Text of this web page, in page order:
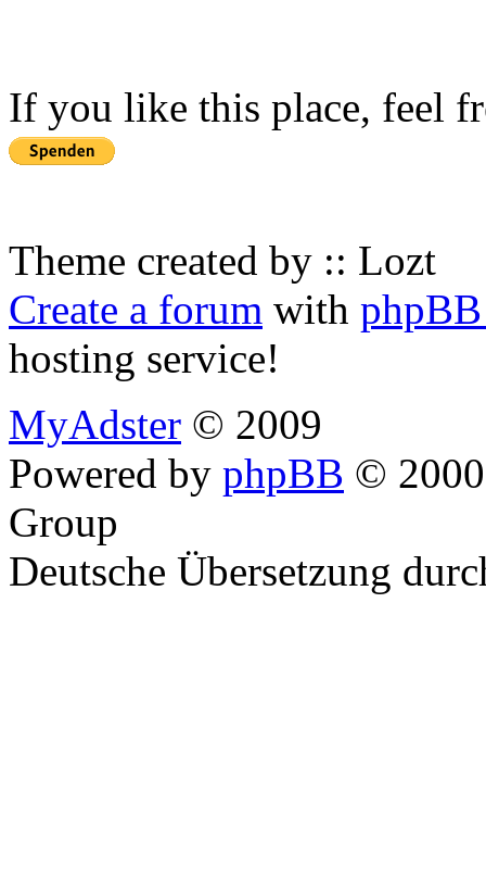
If you like this place, feel
Theme created by :: Lozt
Create a forum with
hosting service!
MyAdster © 2009
Powered by phpBB ©
Group
Deutsche Übersetzung